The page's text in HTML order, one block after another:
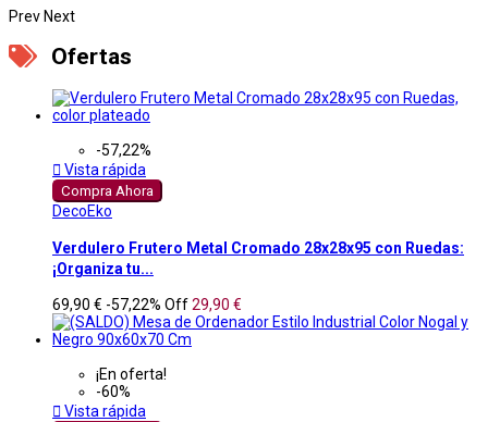
Prev Next
Ofertas
-57,22%
 Vista rápida
Compra Ahora
DecoEko
Verdulero Frutero Metal Cromado 28x28x95 con Ruedas:
¡Organiza tu...
69,90 € -57,22% Off29,90 €
¡En oferta!
-60%
 Vista rápida